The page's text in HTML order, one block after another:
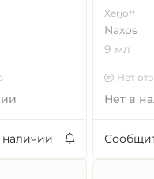
Xerjoff
Naxos
9 мл
Нет
Нет в